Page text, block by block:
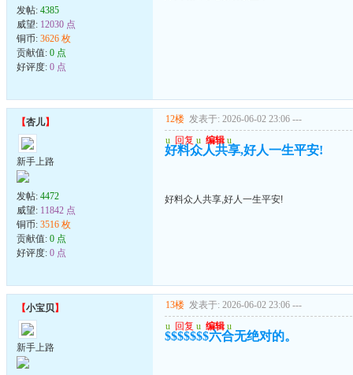
发帖: 4385
威望: 12030 点
铜币: 3626 枚
贡献值: 0 点
好评度: 0 点
【杏儿】
新手上路
发帖: 4472
威望: 11842 点
铜币: 3516 枚
贡献值: 0 点
好评度: 0 点
12楼 发表于: 2026-06-02 23:06 ---
u 回复 u 编辑 u
好料众人共享,好人一生平安!
好料众人共享,好人一生平安!
【小宝贝】
新手上路
13楼 发表于: 2026-06-02 23:06 ---
u 回复 u 编辑 u
$$$$$$$六合无绝对的。